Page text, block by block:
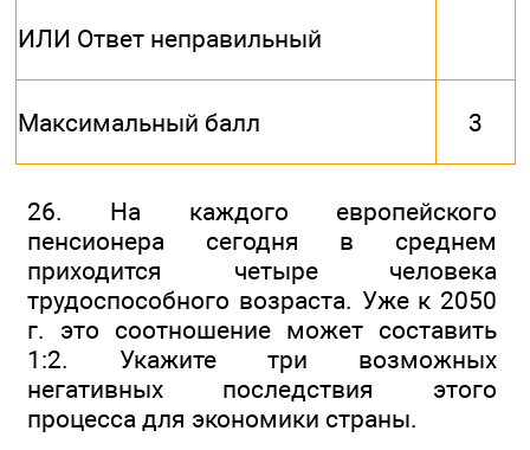
ИЛИ Ответ неправильный
Максимальный балл 3
26. На каждого европейского
пенсионера сегодня в среднем
приходится четыре человека
трудоспособного возраста. Уже к 2050
г. это соотношение может составить
1:2. Укажите три возможных
негативных последствия этого
процесса для экономики страны.